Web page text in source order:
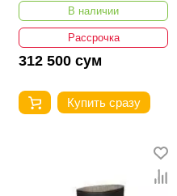
В наличии
Рассрочка
312 500 сум
Купить сразу